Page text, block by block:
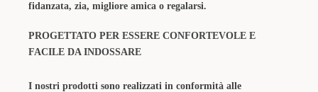
fidanzata, zia, migliore amica o regalarsi.
PROGETTATO PER ESSERE CONFORTEVOLE E
FACILE DA INDOSSARE
I nostri prodotti sono realizzati in conformità alle